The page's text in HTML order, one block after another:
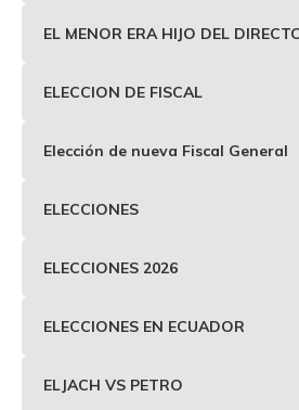
EL MENOR ERA HIJO DEL
ELECCION DE FISCAL
Elección de nueva Fiscal General
ELECCIONES
ELECCIONES 2026
ELECCIONES EN ECUADOR
ELJACH VS PETRO